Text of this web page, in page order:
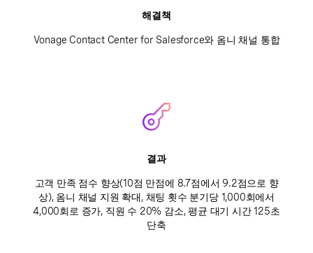
해결책
Vonage Contact Center for Salesforce와 옴니 채널 통합
결과
고객 만족 점수 향상(10점 만점에 8.7점에서 9.2점으로 향
상), 옴니 채널 지원 확대, 채팅 횟수 분기당 1,000회에서
4,000회로 증가, 직원 수 20% 감소, 평균 대기 시간 125초
단축